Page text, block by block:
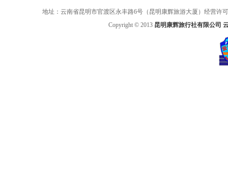
地址：云南省昆明市官渡区永丰路6号（昆明康辉旅游大厦）经营许
Copyright © 2013 昆明康辉旅行社有限公司